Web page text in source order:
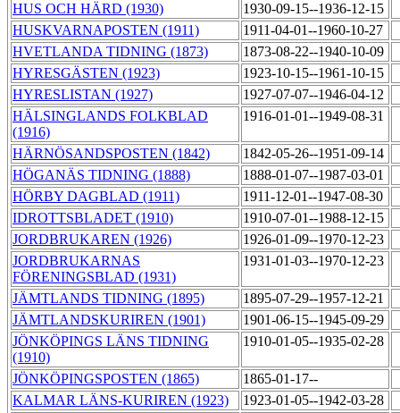
HUS OCH HÄRD (1930)
1930-09-15--1936-12-15
HUSKVARNAPOSTEN (1911)
1911-04-01--1960-10-27
HVETLANDA TIDNING (1873)
1873-08-22--1940-10-09
HYRESGÄSTEN (1923)
1923-10-15--1961-10-15
HYRESLISTAN (1927)
1927-07-07--1946-04-12
HÄLSINGLANDS FOLKBLAD
(1916)
1916-01-01--1949-08-31
HÄRNÖSANDSPOSTEN (1842)
1842-05-26--1951-09-14
HÖGANÄS TIDNING (1888)
1888-01-07--1987-03-01
HÖRBY DAGBLAD (1911)
1911-12-01--1947-08-30
IDROTTSBLADET (1910)
1910-07-01--1988-12-15
JORDBRUKAREN (1926)
1926-01-09--1970-12-23
JORDBRUKARNAS
FÖRENINGSBLAD (1931)
1931-01-03--1970-12-23
JÄMTLANDS TIDNING (1895)
1895-07-29--1957-12-21
JÄMTLANDSKURIREN (1901)
1901-06-15--1945-09-29
JÖNKÖPINGS LÄNS TIDNING
(1910)
1910-01-05--1935-02-28
JÖNKÖPINGSPOSTEN (1865)
1865-01-17--
KALMAR LÄNS-KURIREN (1923)
1923-01-05--1942-03-28